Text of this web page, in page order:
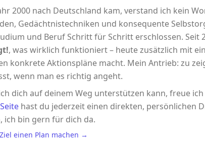
2000 nach Deutschland kam, verstand ich kein
Gedächtnistechniken und konsequente
und Beruf Schritt für Schritt erschlossen. Seit
, was wirklich funktioniert – heute zusätzlich mit
konkrete Aktionspläne macht. Mein Antrieb: zu
wenn man es richtig angeht.
dich auf deinem Weg unterstützen kann, freue
hast du jederzeit einen direkten, persönlichen
ich bin gern für dich da.
einen Plan machen →